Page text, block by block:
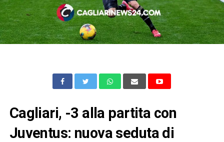
Cagliari, -3 alla partita con
Juventus: nuova seduta di